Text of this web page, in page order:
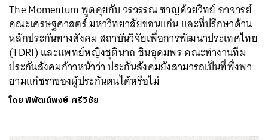
The Momentum พูดคุยกับ วรวรรณ ชาญด้วยวิทย์ อาจารย์
คณะเศรษฐศาสตร์ มหาวิทยาลัยขอนแก่น และที่ปรึกษาด้าน
หลักประกันทางสังคม สถาบันวิจัยเพื่อการพัฒนาประเทศไทย
(TDRI) และแพทย์หญิงชุตินาถ ชินอุดมพร คณะทำงานทีม
ประกันสังคมก้าวหน้าว่า ประกันสังคมยังสามารถเป็นที่พึ่งพา
ยามแก่ชราของผู้ประกันตนได้หรือไม่
โดยพิพัฒน์พงษ์ ศรีวิชัย